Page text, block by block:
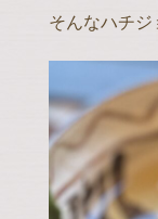
そんなハチ